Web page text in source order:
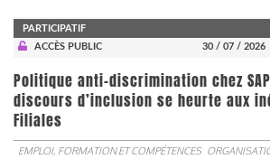
PARTICIPATIF
ACCÈS PUBLIC
30 / 07 / 2026
Politique anti-discrimination chez
discours d’inclusion se heurte aux
Filiales
EMPLOI, FORMATION ET COMPÉTENCES